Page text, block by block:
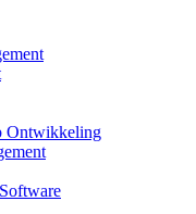
Ontwikkeling